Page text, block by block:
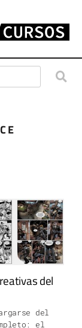
E
del
del
el